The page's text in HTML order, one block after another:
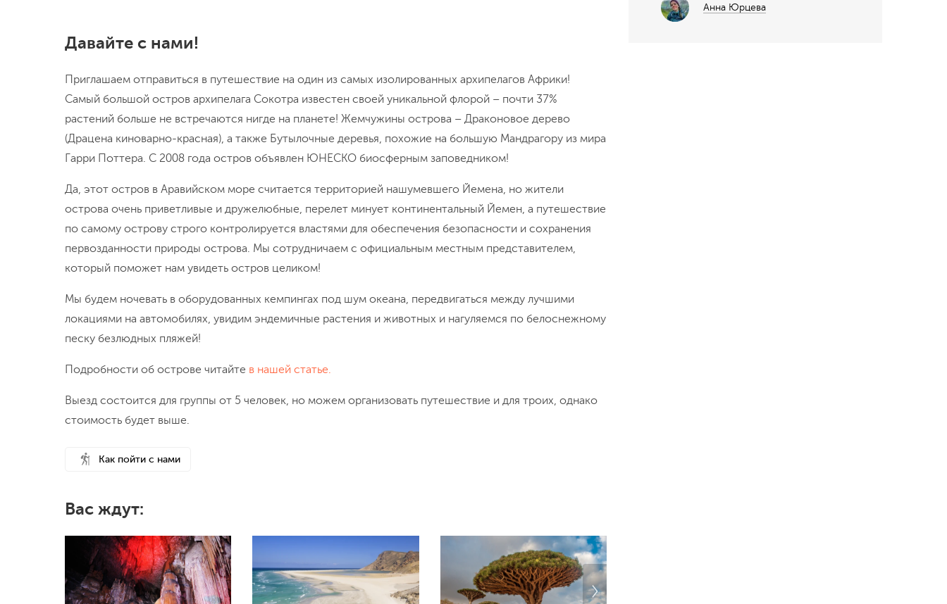
Давайте с нами!
Приглашаем отправиться в путешествие на один из самых изолированных архипелагов Африки!
Самый большой остров архипелага Сокотра известен своей уникальной флорой – почти 37%
растений больше не встречаются нигде на планете! Жемчужины острова – Драконовое дерево
(Драцена киноварно-красная), а также Бутылочные деревья, похожие на большую Мандрагору из мира
Гарри Поттера. С 2008 года остров объявлен ЮНЕСКО биосферным заповедником!
Да, этот остров в Аравийском море считается территорией нашумевшего Йемена, но жители
острова очень приветливые и дружелюбные, перелет минует континентальный Йемен, а путешествие
по самому острову строго контролируется властями для обеспечения безопасности и сохранения
первозданности природы острова. Мы сотрудничаем с официальным местным представителем,
который поможет нам увидеть остров целиком!
Мы будем ночевать в оборудованных кемпингах под шум океана, передвигаться между лучшими
локациями на автомобилях, увидим эндемичные растения и животных и нагуляемся по белоснежному
песку безлюдных пляжей!
Подробности об острове читайте в нашей статье.
Выезд состоится для группы от 5 человек, но можем организовать путешествие и для троих, однако
стоимость будет выше.
Как пойти с нами
Вас ждут:
Анна Юрцева